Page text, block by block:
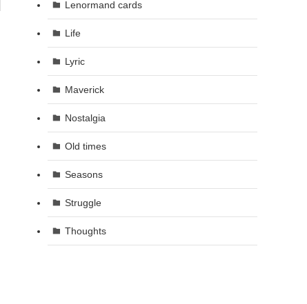
Lenormand cards
Life
Lyric
Maverick
Nostalgia
Old times
Seasons
Struggle
Thoughts